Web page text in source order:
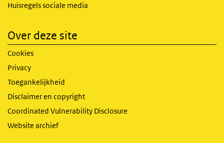
Huisregels sociale media
Over deze site
Cookies
Privacy
Toegankelijkheid
Disclaimer en copyright
Coordinated Vulnerability Disclosure
Website archief